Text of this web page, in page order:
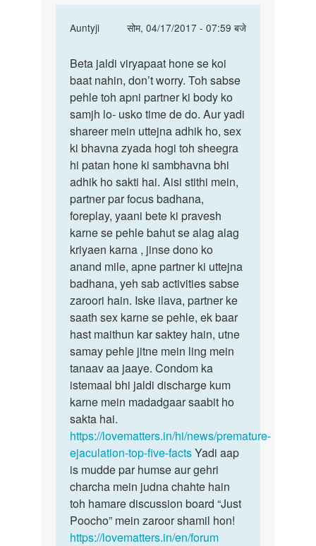
Auntyji
सोम, 04/17/2017 - 07:59 बजे
In
to
mam
main
sex
main
jyada
time
by
monu
Beta
jaldi
viryapaat
hone
se
Beta jaldi viryapaat hone se koi
baat nahin, don’t worry. Toh sabse
pehle toh apni partner ki body ko
samjh lo- usko time de do. Aur yadi
shareer mein uttejna adhik ho, sex
ki bhavna zyada hogi toh sheegra
hi patan hone ki sambhavna bhi
adhik ho sakti hai. Aisi stithi mein,
partner par focus badhana,
foreplay, yaani bete ki pravesh
karne se pehle bahut se alag alag
kriyaen karna , jinse dono ko
anand mile, apne partner ki uttejna
badhana, yeh sab activities sabse
zaroori hain. Iske ilava, partner ke
saath sex karne se pehle, ek baar
hast maithun kar saktey hain, utne
samay pehle jitne mein ling mein
tanaav aa jaaye. Condom ka
istemaal bhi jaldi discharge kum
karne mein madadgaar saabit ho
sakta hai.
https://lovematters.in/hi/news/premature-
ejaculation-top-five-factsYadi aap
is mudde par humse aur gehri
charcha mein judna chahte hain
toh hamare discussion board “Just
Poocho” mein zaroor shamil hon!
https://lovematters.in/en/forum